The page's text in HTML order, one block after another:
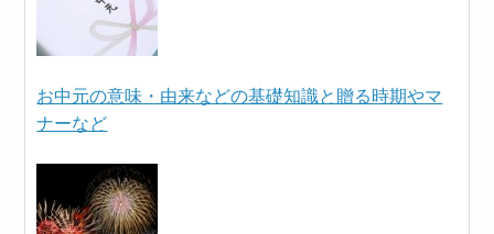
お中元の意味・由来などの基礎知識と贈る時期やマ
ナーなど